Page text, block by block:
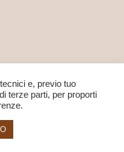
Pegoraro Massimo & C.
e, previo tuo
terze parti, per proporti